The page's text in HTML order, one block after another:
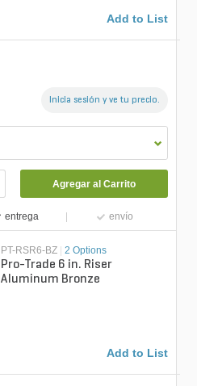
Add to List
Inicia sesión y ve tu precio.
Agregar al Carrito
entrega envío
PT-RSR6-BZ | 2 Options
Pro-Trade 6 in. Riser
Aluminum Bronze
Add to List